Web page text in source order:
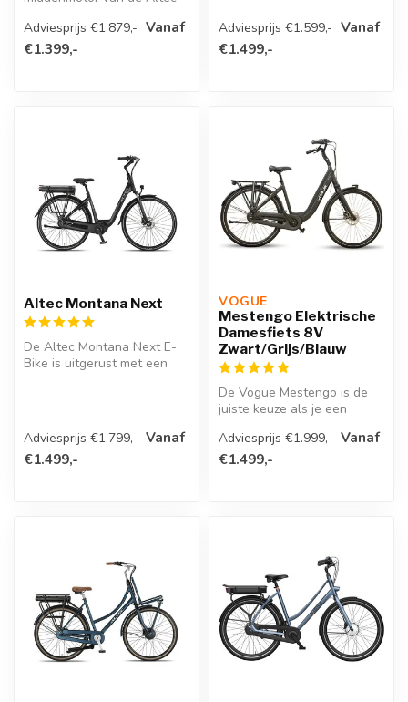
Damesfiets geniet ...
Adviesprijs €1.879,- Vanaf
€1.399,-
Adviesprijs €1.599,- Vanaf
€1.499,-
Altec Montana Next
De Altec Montana Next E-
Bike is uitgerust met een
Adviesprijs €1.799,- Vanaf
€1.499,-
VOGUE
Mestengo Elektrische
Damesfiets 8V
Zwart/Grijs/Blauw
De Vogue Mestengo is de
juiste keuze als je een
elektri...
Adviesprijs €1.999,- Vanaf
€1.499,-